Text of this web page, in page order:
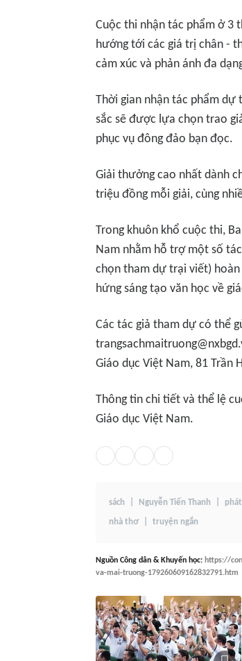
Cuộc thi nhận tác phẩm ở 3
hướng tới các giá trị chân -
cảm xúc và phản ánh đa
Thời gian nhận tác phẩm
sắc sẽ được lựa chọn trao
phục vụ đông đảo bạn đọc.
Giải thưởng cao nhất dành
triệu đồng mỗi giải, cùng
Trong khuôn khổ cuộc thi,
Nam nhằm hỗ trợ một số
chọn tham dự trại viết)
hứng sáng tạo văn học về
Các tác giả tham dự có thể
Giáo dục Việt Nam, 81 Trần
Thông tin chi tiết và thể lệ
Giáo dục Việt Nam.
sách Nguyễn Tiến Thanh
nhà thơ truyện ngắn
Nguồn Công dân & Khuyến học: https://
va-mai-truong-179260609162832791.htm